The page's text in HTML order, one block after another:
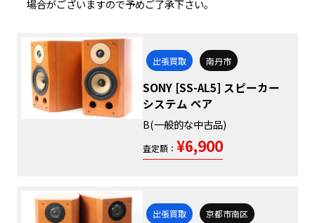
場合がございますので予めご了承下さい。
出張買取 南丹市
SONY [SS-AL5] スピーカー
システム ペア
B(一般的な中古品)
査定額： ¥6,900
出張買取 京都市南区